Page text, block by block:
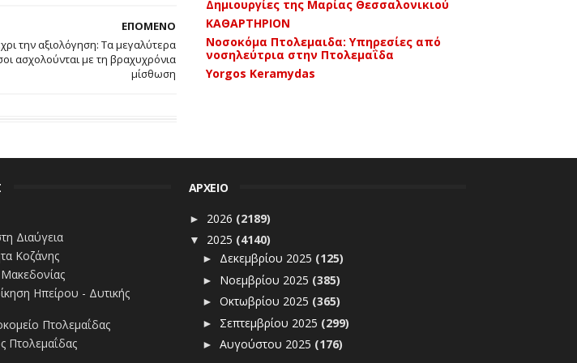
ΕΠΟΜΕΝΟ
την αξιολόγηση: Τα μεγαλύτερα
ασχολούνται με τη βραχυχρόνια
μίσθωση
Δημιουργίες της Μαρίας Θεσσαλονικιού
ΚΑΘΑΡΤΗΡΙΟΝ
Νοσοκόμα Πτολεμαιδα: Υπηρεσίες από
νοσηλεύτρια στην Πτολεμαΐδα
Yorgos Keramydas
Διαύγεια
Κοζάνης
Μακεδονίας
Ηπείρου - Δυτικής
Πτολεμαΐδας
Πτολεμαΐδας
ΑΡΧΕΙΟ
► 2026 (2189)
▼ 2025 (4140)
► Δεκεμβρίου 2025 (125)
► Νοεμβρίου 2025 (385)
►Οκτωβρίου 2025 (365)
► Σεπτεμβρίου 2025 (299)
►Αυγούστου 2025 (176)